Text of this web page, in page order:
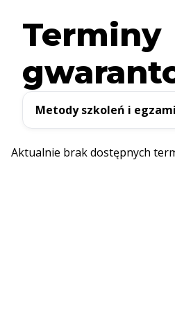
Terminy
Metody szkoleń i
Aktualnie brak dostępnych